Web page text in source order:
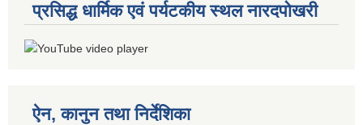
प्रसिद्ध धार्मिक एवं पर्यटकीय स्थल नारदपोखरी
ऐन, कानुन तथा निर्देशिका